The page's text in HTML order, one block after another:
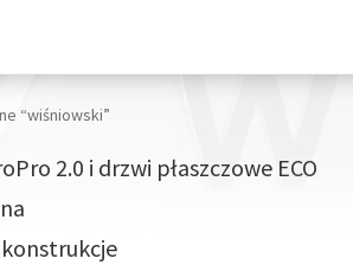
“wiśniowski”
2.0 i drzwi płaszczowe ECO